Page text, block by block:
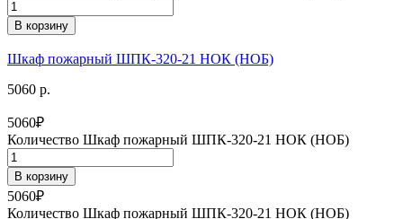
В корзину
Шкаф пожарный ШПК-320-21 НОК (НОБ)
5060 р.
5060₽
Количество Шкаф пожарный ШПК-320-21 НОК (НОБ)
В корзину
5060₽
Количество Шкаф пожарный ШПК-320-21 НОК (НОБ)